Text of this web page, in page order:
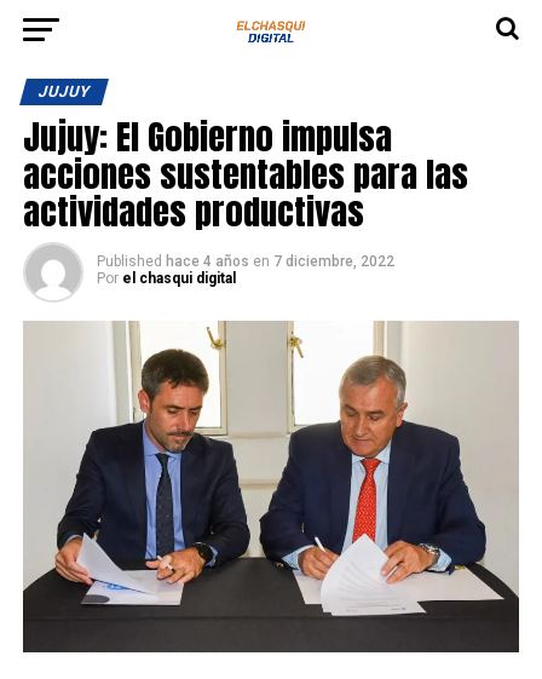
JUJUY
Jujuy: El Gobierno impulsa
acciones sustentables para las
actividades productivas
Published hace 4 años en 7 diciembre, 2022
Por el chasqui digital